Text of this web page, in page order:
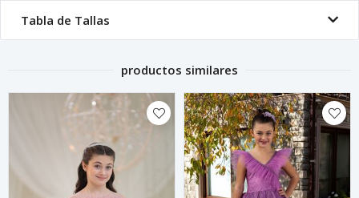
Tabla de Tallas
productos similares